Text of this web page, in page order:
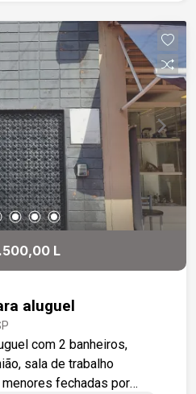
L
aluguel
com 2 banheiros,
sala de trabalho
fechadas por